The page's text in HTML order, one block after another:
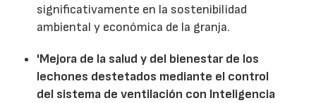
significativamente en la sostenibilidad
ambiental y económica de la granja.
'Mejora de la salud y del bienestar de los
lechones destetados mediante el control
del sistema de ventilación con Inteligencia